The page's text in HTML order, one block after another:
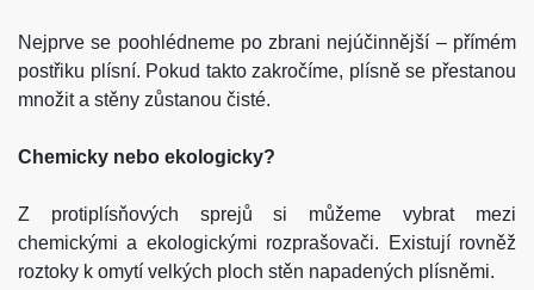
Nejprve se poohlédneme po zbrani nejúčinnější – přímém
postřiku plísní. Pokud takto zakročíme, plísně se přestanou
množit a stěny zůstanou čisté.
Chemicky nebo ekologicky?
Z protiplísňových sprejů si můžeme vybrat mezi
chemickými a ekologickými rozprašovači. Existují rovněž
roztoky k omytí velkých ploch stěn napadených plísněmi.